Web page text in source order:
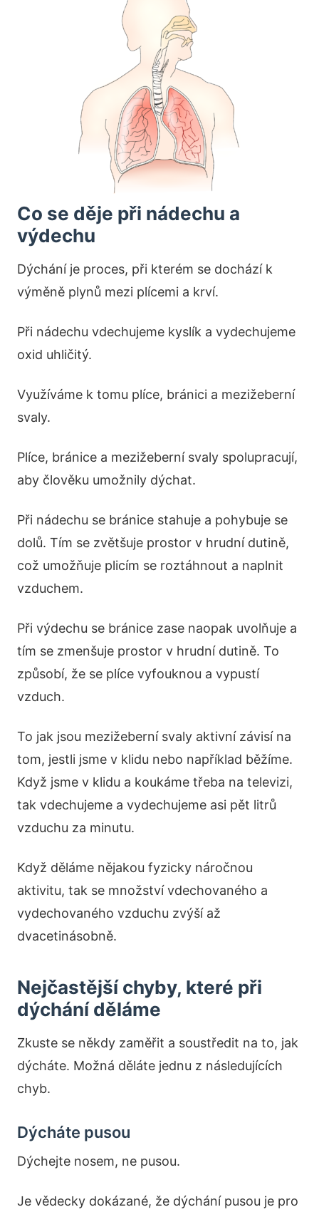
Co se děje při nádechu a
výdechu
Dýchání je proces, při kterém se dochází k
výměně plynů mezi plícemi a krví.
Při nádechu vdechujeme kyslík a vydechujeme
oxid uhličitý.
Využíváme k tomu plíce, bránici a mezižeberní
svaly.
Plíce, bránice a mezižeberní svaly spolupracují,
aby člověku umožnily dýchat.
Při nádechu se bránice stahuje a pohybuje se
dolů. Tím se zvětšuje prostor v hrudní dutině,
což umožňuje plicím se roztáhnout a naplnit
vzduchem.
Při výdechu se bránice zase naopak uvolňuje a
tím se zmenšuje prostor v hrudní dutině. To
způsobí, že se plíce vyfouknou a vypustí
vzduch.
To jak jsou mezižeberní svaly aktivní závisí na
tom, jestli jsme v klidu nebo například běžíme.
Když jsme v klidu a koukáme třeba na televizi,
tak vdechujeme a vydechujeme asi pět litrů
vzduchu za minutu.
Když děláme nějakou fyzicky náročnou
aktivitu, tak se množství vdechovaného a
vydechovaného vzduchu zvýší až
dvacetinásobně.
Nejčastější chyby, které při
dýchání děláme
Zkuste se někdy zaměřit a soustředit na to, jak
dýcháte. Možná děláte jednu z následujících
chyb.
Dýcháte pusou
Dýchejte nosem, ne pusou.
Je vědecky dokázané, že dýchání pusou je pro